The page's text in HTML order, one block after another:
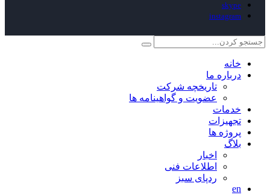
skype
instagram
خانه
درباره ما
تاریخچه شرکت
عضویت و گواهینامه ها
خدمات
تجهیزات
پروژه ها
بلاگ
اخبار
اطلاعات فنی
ردپای سبز
en